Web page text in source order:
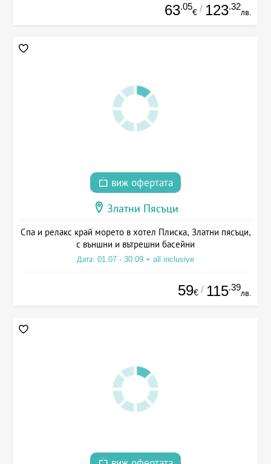
63.05
€ / 123.32
лв.
виж офертата
Златни Пясъци
Спа и релакс край морето в хотел Плиска, Златни пясъци,
с външни и вътрешни басейни
Дата: 01.07 - 30.09 + all inclusive
59€ / 115.39
лв.